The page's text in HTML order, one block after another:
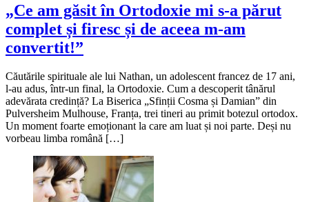
„Ce am găsit în Ortodoxie mi s-a părut
complet și firesc și de aceea m-am
convertit!”
Căutările spirituale ale lui Nathan, un adolescent francez de 17 ani,
l-au adus, într-un final, la Ortodoxie. Cum a descoperit tânărul
adevărata credință? La Biserica „Sfinții Cosma și Damian” din
Pulversheim Mulhouse, Franța, trei tineri au primit botezul ortodox.
Un moment foarte emoționant la care am luat și noi parte. Deși nu
vorbeau limba română […]